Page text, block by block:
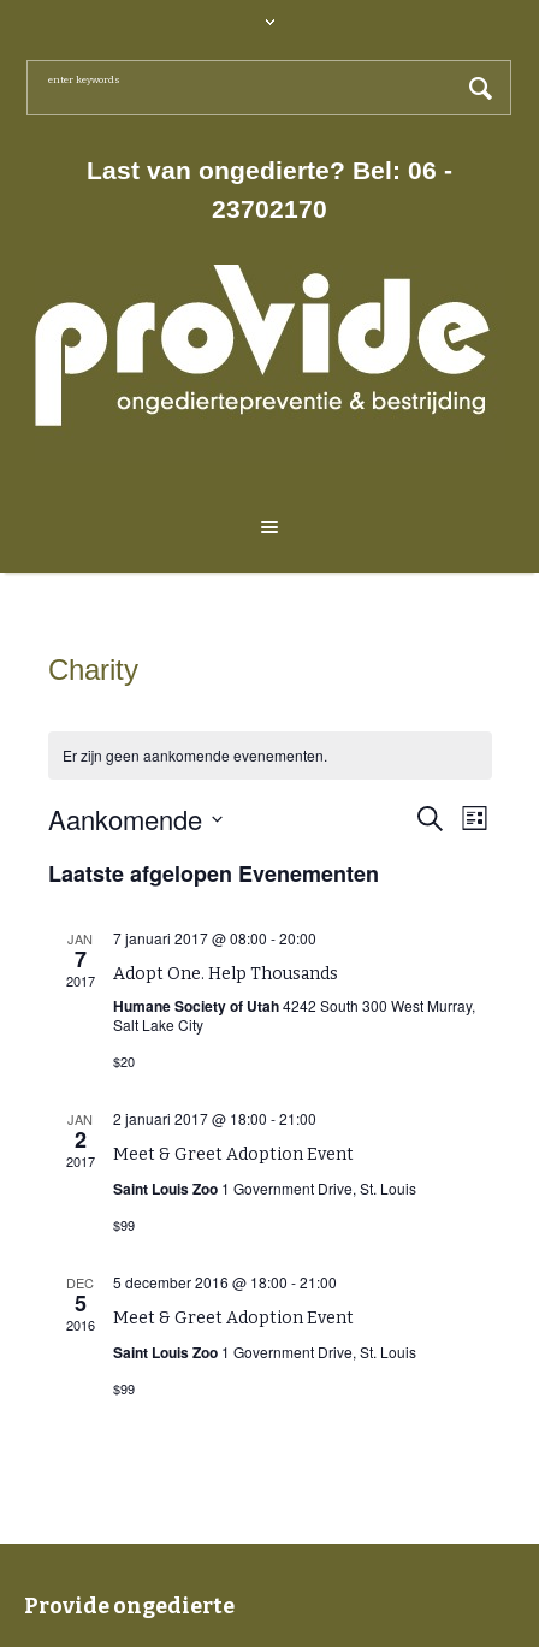
Last van ongedierte? Bel: 06 -
23702170
Charity
Er zijn geen aankomende evenementen.
Zoeken
Lijst
Aankomende
een
Laatste afgelopen Evenementen
JAN
7
2017
7 januari 2017 @ 08:00 -20:00
Adopt One. Help Thousands
Humane Society of Utah4242 South 300 West Murray,
Salt Lake City
$20
JAN
2
2017
2 januari 2017 @ 18:00 -21:00
Meet & Greet Adoption Event
Saint Louis Zoo 1 Government Drive, St. Louis
$99
DEC
5
2016
5 december 2016 @ 18:00 -21:00
Meet & Greet Adoption Event
Saint Louis Zoo 1 Government Drive, St. Louis
$99
Provide ongedierte